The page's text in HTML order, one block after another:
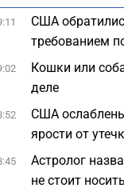
США
требованием
Кошки или
деле
США
ярости от
Астролог
не стоит